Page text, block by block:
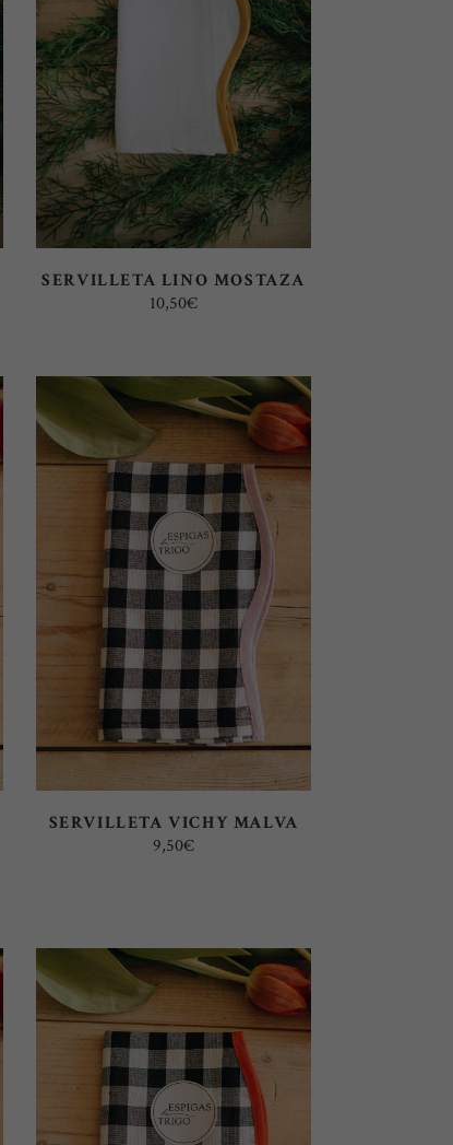
SELECT OPTIONS
SERVILLETA LINO MOSTAZA
10,50€
SELECT OPTIONS
SERVILLETA VICHY MALVA
9,50€